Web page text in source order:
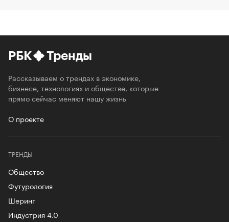
РБК Тренды
Рассказываем о трендах в экономике,
бизнесе, технологиях и обществе, которые
прямо сейчас меняют нашу жизнь
О проекте
ТРЕНДЫ
Общество
Футурология
Шеринг
Индустрия 4.0